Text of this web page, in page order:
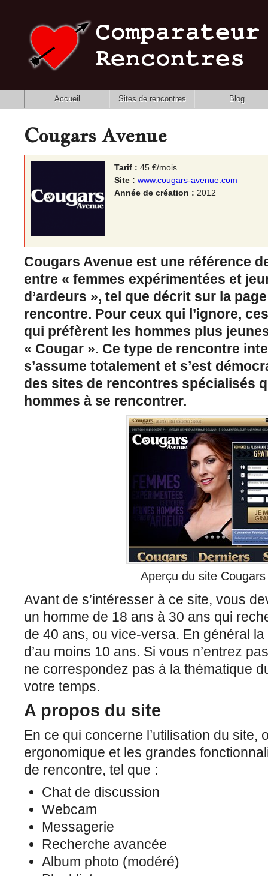
Accueil Sites de rencontres Blog
Cougars Avenue
Tarif : 45 €/mois
Site : www.cougars-avenue.com
Année de création : 2012
Cougars Avenue est une référence
entre « femmes expérimentées et
d’ardeurs », tel que décrit sur la
rencontre. Pour ceux qui l’ignore,
qui préfèrent les hommes plus
« Cougar ». Ce type de rencontre
s’assume totalement et s’est
des sites de rencontres spécialisés
hommes à se rencontrer.
Aperçu du site Cougars
Avant de s’intéresser à ce site, vous
un homme de 18 ans à 30 ans qui
de 40 ans, ou vice-versa. En général la
d’au moins 10 ans. Si vous n’entrez
ne correspondez pas à la thématique
votre temps.
A propos du site
En ce qui concerne l’utilisation du site,
ergonomique et les grandes
de rencontre, tel que :
Chat de discussion
Webcam
Messagerie
Recherche avancée
Album photo (modéré)